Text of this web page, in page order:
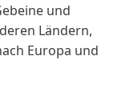
und
Ländern,
Europa und